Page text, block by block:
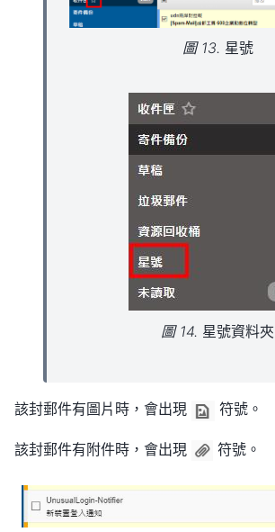
圖 13. 星號
圖 14. 星號資料夾
該封郵件有圖片時，會出現 符號。
該封郵件有附件時，會出現 符號。